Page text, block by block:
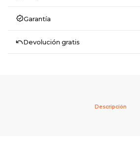
Garantía
Devolución gratis
Descripción